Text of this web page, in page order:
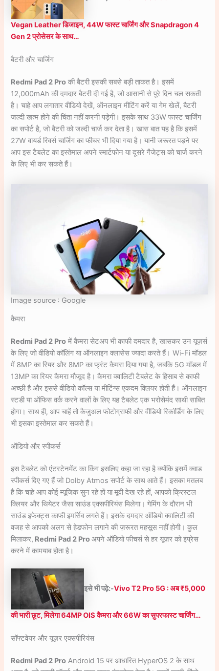
Vegan Leather डिजाइन, 44W फास्ट चार्जिंग और Snapdragon 4
Gen 2 प्रोसेसर के साथ…
बैटरी और चार्जिंग
Redmi Pad 2 Pro की बैटरी इसकी सबसे बड़ी ताकत है। इसमें
12,000mAh की दमदार बैटरी दी गई है, जो आसानी से पूरे दिन चल सकती
है। चाहे आप लगातार वीडियो देखें, ऑनलाइन मीटिंग करें या गेम खेलें, बैटरी
जल्दी खत्म होने की चिंता नहीं करनी पड़ेगी। इसके साथ 33W फास्ट चार्जिंग
का सपोर्ट है, जो बैटरी को जल्दी चार्ज कर देता है। खास बात यह है कि इसमें
27W वायर्ड रिवर्स चार्जिंग का फीचर भी दिया गया है। यानी जरूरत पड़ने पर
आप इस टैबलेट का इस्तेमाल अपने स्मार्टफोन या दूसरे गैजेट्स को चार्ज करने
के लिए भी कर सकते हैं।
Image source : Google
कैमरा
Redmi Pad 2 Pro में कैमरा सेटअप भी काफी दमदार है, खासकर उन यूज़र्स
के लिए जो वीडियो कॉलिंग या ऑनलाइन क्लासेस ज्यादा करते हैं। Wi-Fi मॉडल
में 8MP का रियर और 8MP का फ्रंट कैमरा दिया गया है, जबकि 5G मॉडल में
13MP का रियर कैमरा मौजूद है। कैमरा क्वालिटी टैबलेट के हिसाब से काफी
अच्छी है और इससे वीडियो कॉल्स या मीटिंग्स एकदम क्लियर होती हैं। ऑनलाइन
स्टडी या ऑफिस वर्क करने वालों के लिए यह टैबलेट एक भरोसेमंद साथी साबित
होगा। साथ ही, आप चाहें तो कैजुअल फोटोग्राफी और वीडियो रिकॉर्डिंग के लिए
भी इसका इस्तेमाल कर सकते हैं।
ऑडियो और स्पीकर्स
इस टैबलेट को एंटरटेनमेंट का किंग इसलिए कहा जा रहा है क्योंकि इसमें क्वाड
स्पीकर्स दिए गए हैं जो Dolby Atmos सपोर्ट के साथ आते हैं। इसका मतलब
है कि चाहे आप कोई म्यूजिक सुन रहे हों या मूवी देख रहे हों, आपको क्रिस्टल
क्लियर और थियेटर जैसा साउंड एक्सपीरियंस मिलेगा। गेमिंग के दौरान भी
साउंड इफेक्ट्स काफी इमर्सिव लगते हैं। इसके दमदार ऑडियो क्वालिटी की
वजह से आपको अलग से हेडफोन लगाने की ज़रूरत महसूस नहीं होगी। कुल
मिलाकर, Redmi Pad 2 Proअपने ऑडियो फीचर्स से हर यूज़र को इंप्रेस
करने में कामयाब होता है।
इसे भी पढ़े:-Vivo T2 Pro 5G : अब ₹5,000
की भारी छूट, मिलेगा 64MP OIS कैमरा और 66W का सुपरफास्ट चार्जिंग…
सॉफ्टवेयर और यूज़र एक्सपीरियंस
Redmi Pad 2 Pro Android 15 पर आधारित HyperOS 2 के साथ